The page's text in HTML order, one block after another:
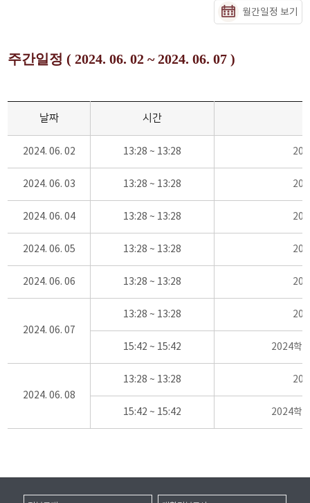
월간일정 보기
주간일정 ( 2024. 06. 02 ~ 2024. 06. 07 )
날짜 시간
2024. 06. 02 13:28 ~ 13:28
2024. 06. 03 13:28 ~ 13:28
2024. 06. 04 13:28 ~ 13:28
2024. 06. 05 13:28 ~ 13:28
2024. 06. 06 13:28 ~ 13:28
2024. 06. 07
13:28 ~ 13:28
15:42 ~ 15:42 2024학
2024. 06. 08
13:28 ~ 13:28
15:42 ~ 15:42 2024학